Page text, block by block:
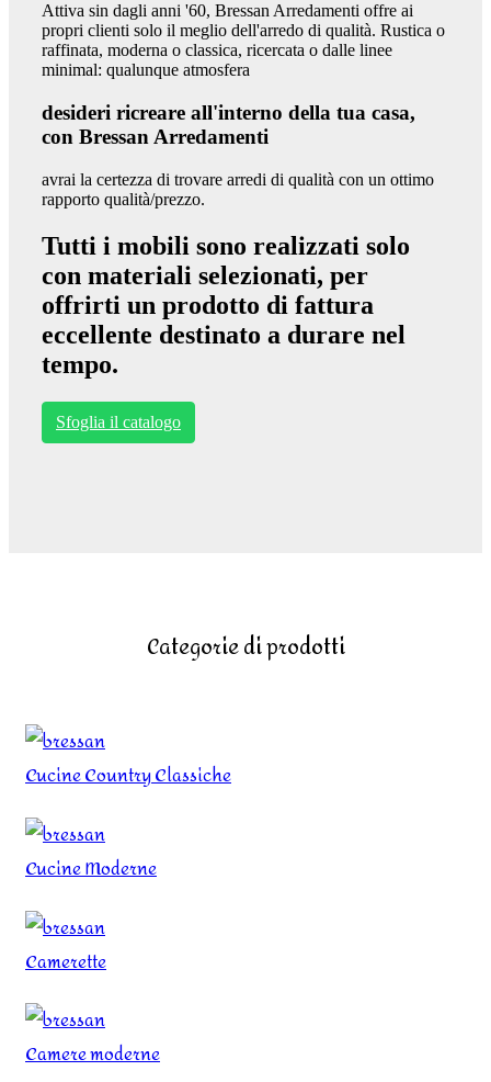
Attiva sin dagli anni '60, Bressan Arredamenti offre ai
propri clienti solo il meglio dell'arredo di qualità. Rustica o
raffinata, moderna o classica, ricercata o dalle linee
minimal: qualunque atmosfera
desideri ricreare all'interno della tua casa,
con Bressan Arredamenti
avrai la certezza di trovare arredi di qualità con un ottimo
rapporto qualità/prezzo.
Tutti i mobili sono realizzati solo
con materiali selezionati, per
offrirti un prodotto di fattura
eccellente destinato a durare nel
tempo.
Sfoglia il catalogo
Categorie di prodotti
Cucine Country Classiche
Cucine Moderne
Camerette
Camere moderne